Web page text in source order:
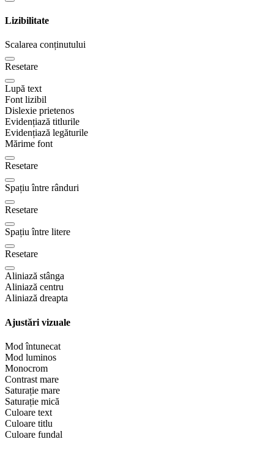
Lizibilitate
Scalarea conținutului
Resetare
Lupă text
Font lizibil
Dislexie prietenos
Evidențiază titlurile
Evidențiază legăturile
Mărime font
Resetare
Spațiu între rânduri
Resetare
Spațiu între litere
Resetare
Aliniază stânga
Aliniază centru
Aliniază dreapta
Ajustări vizuale
Mod întunecat
Mod luminos
Monocrom
Contrast mare
Saturație mare
Saturație mică
Culoare text
Culoare titlu
Culoare fundal